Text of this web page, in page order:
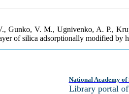
Gunko, V. M., Ugnivenko, A. P.,
of silica adsorptionally modified by
National Academy of
Library portal